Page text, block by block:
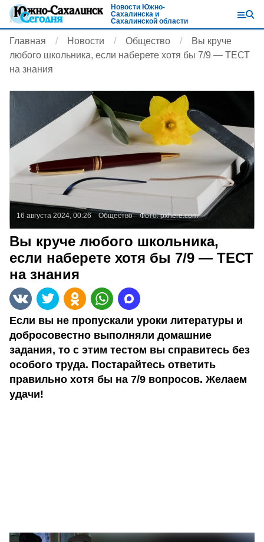
Новости Южно-
Сахалинска и
Сахалинской области
Главная Новости Общество
Вы круче
любого школьника, если наберете хотя бы 7/9 — ТЕСТ
на знания
16 августа 2024, 00:26 Общество Фото:pxhere.com
Вы круче любого школьника,
если наберете хотя бы 7/9 — ТЕСТ
на знания
Если вы не пропускали уроки литературы и
добросовестно выполняли домашние
задания, то с этим тестом вы справитесь без
особого труда. Постарайтесь ответить
правильно хотя бы на 7/9 вопросов. Желаем
удачи!